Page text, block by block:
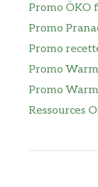
Promo ÖKO
Promo
Promo
Promo
Promo
Ressources